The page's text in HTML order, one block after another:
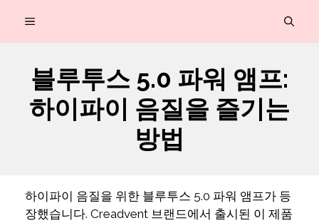
MENU
블루투스 5.0 파워 앰프:
하이파이 음질을 즐기는
방법
하이파이 음질을 위한 블루투스 5.0 파워 앰프가 등
장했습니다. Creadvent 브랜드에서 출시된 이 제품